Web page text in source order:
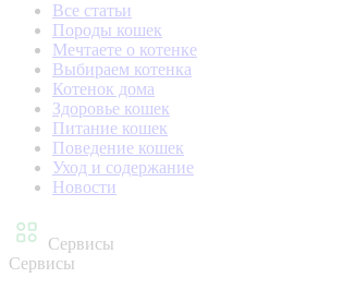
Все статьи
Породы кошек
Мечтаете о котенке
Выбираем котенка
Котенок дома
Здоровье кошек
Питание кошек
Поведение кошек
Уход и содержание
Новости
Сервисы
Сервисы